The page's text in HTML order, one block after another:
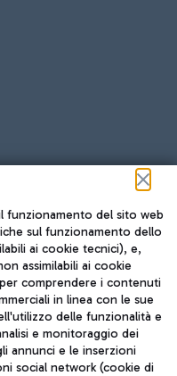
della vicinanza
spostarsi
di Fiumicino da Roma
funzionamento del sito web
sul funzionamento dello
ai cookie tecnici), e,
assimilabili ai cookie
comprendere i contenuti
in linea con le sue
delle funzionalità e
e monitoraggio dei
annunci e le inserzioni
social network (cookie di